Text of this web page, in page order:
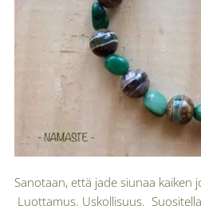
Sanotaan, että jade siunaa kaiken
Luottamus. Uskollisuus.